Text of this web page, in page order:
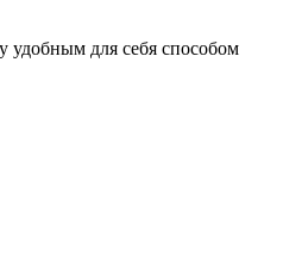
удобным для себя способом